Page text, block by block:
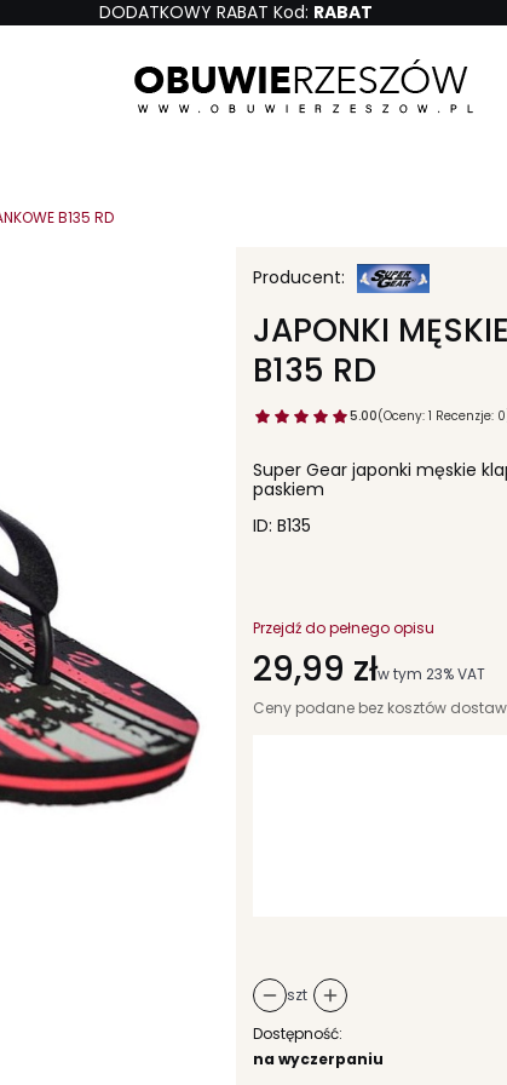
DODATKOWY RABAT Kod: RABAT
B135 RD
JAPONKI
B135 RD
5.00(Oceny: 1 Recenzje:
Super Gear japonki męskie
paskiem
ID: B135
Przejdź do pełnego opisu
Cena
29,99 złw tym 23% VAT
w tym 23%VAT
Ceny podane bez kosztów
szt
Dostępność:
na wyczerpaniu